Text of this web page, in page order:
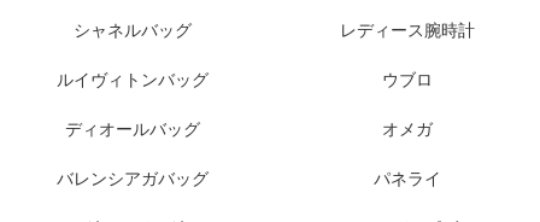
シャネルバッグ
ルイヴィトンバッグ
ディオールバッグ
バレンシアガバッグ
レディース腕時計
ウブロ
オメガ
パネライ